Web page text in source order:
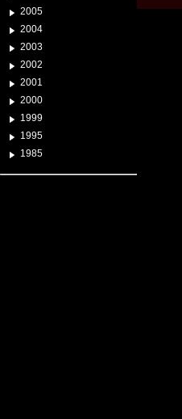
2005
2004
2003
2002
2001
2000
1999
1995
1985